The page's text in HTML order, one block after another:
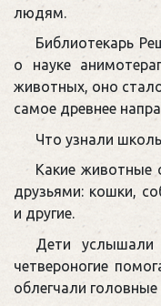
людям.
Библиотекарь
о науке
животных, оно
самое древнее
Что узнали
Какие животные
друзьями: кошки,
и другие.
Дети услышали
четвероногие
облегчали